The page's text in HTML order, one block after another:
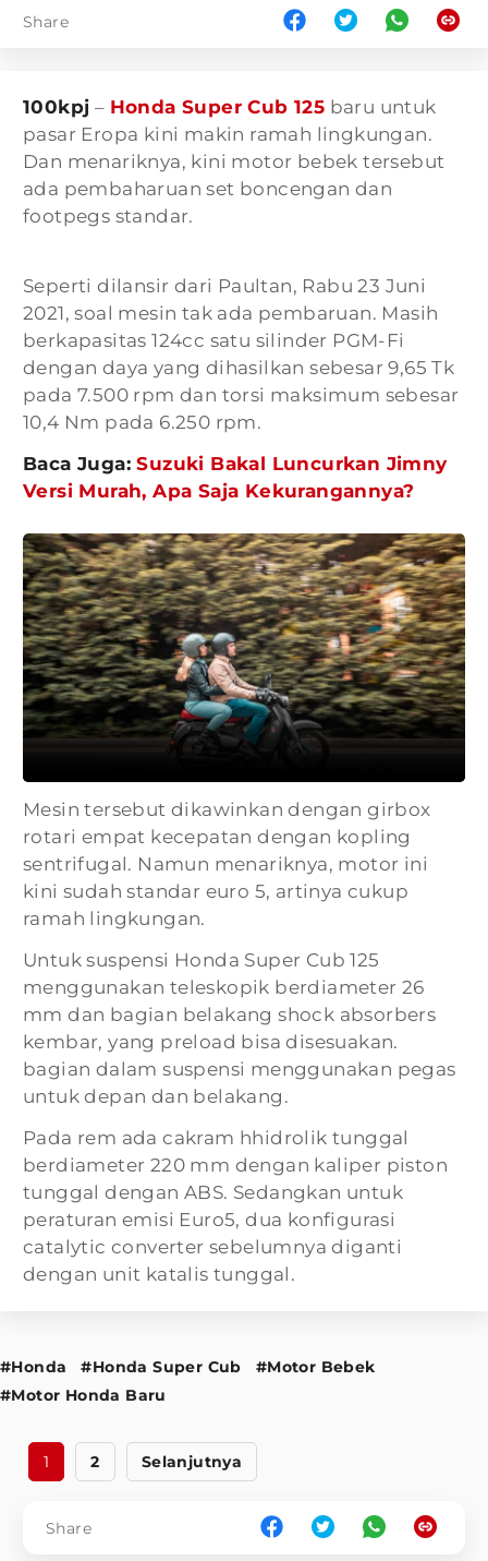
Share
100kpj – Honda Super Cub 125 baru untuk
pasar Eropa kini makin ramah lingkungan.
Dan menariknya, kini motor bebek tersebut
ada pembaharuan set boncengan dan
footpegs standar.
Seperti dilansir dari Paultan, Rabu 23 Juni
2021, soal mesin tak ada pembaruan. Masih
berkapasitas 124cc satu silinder PGM-Fi
dengan daya yang dihasilkan sebesar 9,65 Tk
pada 7.500 rpm dan torsi maksimum sebesar
10,4 Nm pada 6.250 rpm.
Baca Juga:Suzuki Bakal Luncurkan Jimny
Versi Murah, Apa Saja Kekurangannya?
Mesin tersebut dikawinkan dengan girbox
rotari empat kecepatan dengan kopling
sentrifugal. Namun menariknya, motor ini
kini sudah standar euro 5, artinya cukup
ramah lingkungan.
Untuk suspensi Honda Super Cub 125
menggunakan teleskopik berdiameter 26
mm dan bagian belakang shock absorbers
kembar, yang preload bisa disesuakan.
bagian dalam suspensi menggunakan pegas
untuk depan dan belakang.
Pada rem ada cakram hhidrolik tunggal
berdiameter 220 mm dengan kaliper piston
tunggal dengan ABS. Sedangkan untuk
peraturan emisi Euro5, dua konfigurasi
catalytic converter sebelumnya diganti
dengan unit katalis tunggal.
#Honda #Honda Super Cub
#Motor Bebek
#Motor Honda Baru
1 2 Selanjutnya
Share